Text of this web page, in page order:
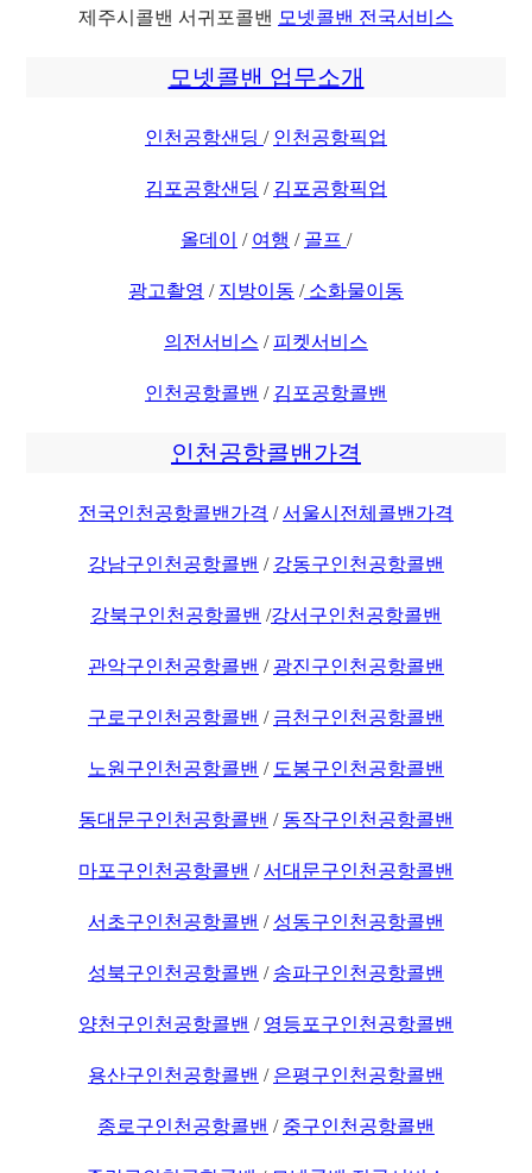
제주시콜밴 서귀포콜밴 모넷콜밴 전국서비스
모넷콜밴 업무소개
인천공항샌딩 / 인천공항픽업
김포공항샌딩 / 김포공항픽업
올데이 / 여행 / 골프 /
광고촬영 / 지방이동 /소화물이동
의전서비스 / 피켓서비스
인천공항콜밴 / 김포공항콜밴
인천공항콜밴가격
전국인천공항콜밴가격 /서울시전체콜밴가격
강남구인천공항콜밴 / 강동구인천공항콜밴
강북구인천공항콜밴 /강서구인천공항콜밴
관악구인천공항콜밴 / 광진구인천공항콜밴
구로구인천공항콜밴 / 금천구인천공항콜밴
노원구인천공항콜밴 / 도봉구인천공항콜밴
동대문구인천공항콜밴 / 동작구인천공항콜밴
마포구인천공항콜밴 /서대문구인천공항콜밴
서초구인천공항콜밴 / 성동구인천공항콜밴
성북구인천공항콜밴 / 송파구인천공항콜밴
양천구인천공항콜밴 / 영등포구인천공항콜밴
용산구인천공항콜밴 / 은평구인천공항콜밴
종로구인천공항콜밴 / 중구인천공항콜밴